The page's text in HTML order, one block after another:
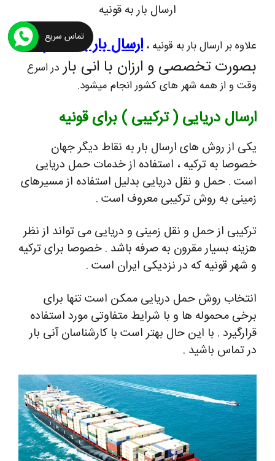
ارسال بار به قونیه
علاوه بر ارسال بار به قونیه ، ارسال بار به قیصریه
بصورت تخصصی و ارزان با انی باردر اسرع
وقت و از همه شهر های کشور انجام میشود.
ارسال دریایی ( ترکیبی ) برای قونیه
یکی از روش های ارسال بار به نقاط دیگر جهان
خصوصا به ترکیه ، استفاده از خدمات حمل دریایی
است . حمل و نقل دریایی بدلیل استفاده از مسیرهای
زمینی به روش ترکیبی معروف است .
ترکیبی از حمل و نقل زمینی و دریایی می تواند از نظر
هزینه بسیار مقرون به صرفه باشد . خصوصا برای ترکیه
و شهر قونیه که در نزدیکی ایران است .
انتخاب روش حمل دریایی ممکن است تنها برای
برخی محموله ها و با شرایط متفاوتی مورد استفاده
قرارگیرد . با این حال بهتر است با کارشناسان آنی بار
در تماس باشید .
تماس سریع